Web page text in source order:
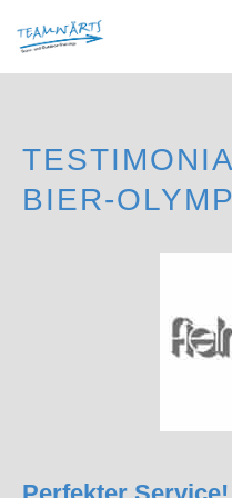
Inhalt
springen
BIER-